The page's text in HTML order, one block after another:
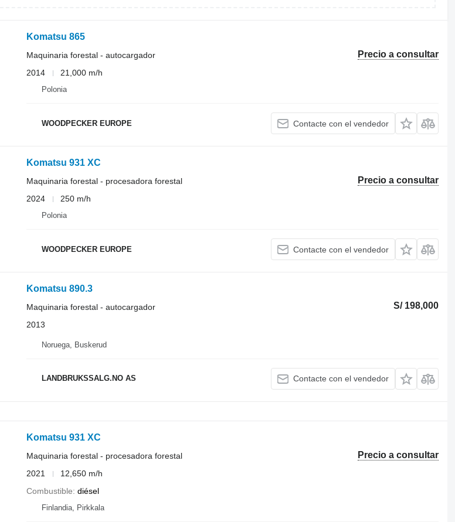
Komatsu 865
Precio a consultar
Maquinaria forestal - autocargador
2014
21,000 m/h
Polonia
WOODPECKER EUROPE Contacte con el vendedor
Komatsu 931 XC
Precio a consultar
Maquinaria forestal - procesadora forestal
2024
250 m/h
Polonia
WOODPECKER EUROPE Contacte con el vendedor
Komatsu 890.3
S/ 198,000
Maquinaria forestal - autocargador
2013
Noruega, Buskerud
LANDBRUKSSALG.NO AS Contacte con el vendedor
Komatsu 931 XC
Precio a consultar
Maquinaria forestal - procesadora forestal
2021
12,650 m/h
Combustible diésel
Finlandia, Pirkkala